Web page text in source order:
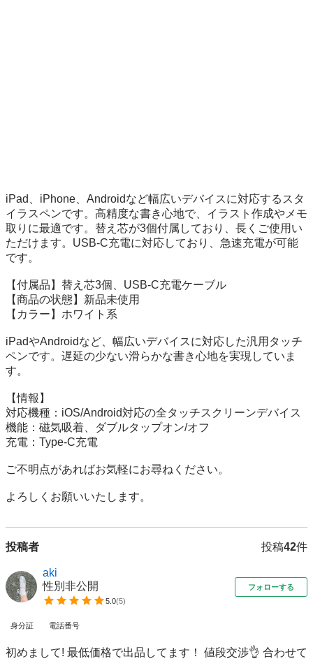
iPad、iPhone、Androidなど幅広いデバイスに対応するスタ
イラスペンです。高精度な書き心地で、イラスト作成やメモ
取りに最適です。替え芯が3個付属しており、長くご使用い
ただけます。USB-C充電に対応しており、急速充電が可能
です。
【付属品】替え芯3個、USB-C充電ケーブル
【商品の状態】新品未使用
【カラー】ホワイト系
iPadやAndroidなど、幅広いデバイスに対応した汎用タッチ
ペンです。遅延の少ない滑らかな書き心地を実現していま
す。
【情報】
対応機種：iOS/Android対応の全タッチスクリーンデバイス
機能：磁気吸着、ダブルタップオン/オフ
充電：Type-C充電
ご不明点があればお気軽にお尋ねください。
よろしくお願いいたします。
投稿者 投稿42件
aki
性別非公開
5.0(5)
フォローする
身分証 電話番号
初めまして! 最低価格で出品してます！ 値段交渉👌 合わせて